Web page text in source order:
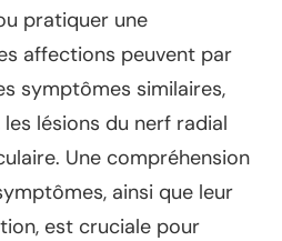
pratiquer une
affections peuvent par
symptômes similaires,
lésions du nerf radial
Une compréhension
ainsi que leur
est cruciale pour